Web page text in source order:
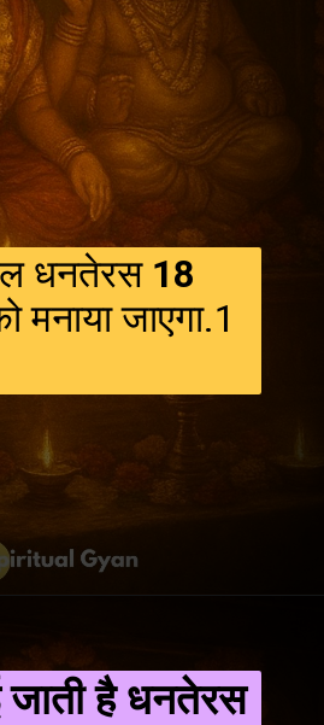
धनतेरस 18
मनाया जाएगा.1
जाती है धनतेरस